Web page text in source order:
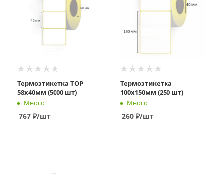
Термоэтикетка TOP
58x40мм (5000 шт)
Много
767 ₽/шт
Термоэтикетка
100х150мм (250 шт)
Много
260₽/шт